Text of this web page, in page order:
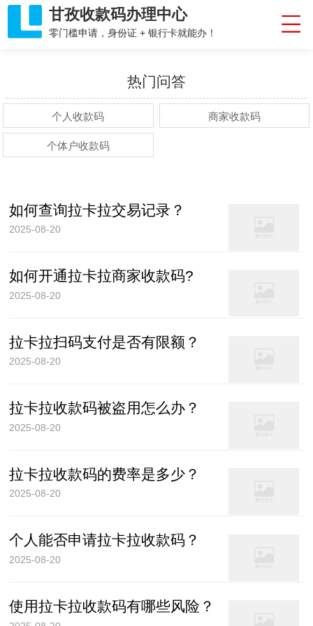
甘孜收款码办理中心
零门槛申请，身份证 + 银行卡就能办！
热门问答
个人收款码 商家收款码
个体户收款码
如何查询拉卡拉交易记录？
2025-08-20
如何开通拉卡拉商家收款码?
2025-08-20
拉卡拉扫码支付是否有限额？
2025-08-20
拉卡拉收款码被盗用怎么办？
2025-08-20
拉卡拉收款码的费率是多少？
2025-08-20
个人能否申请拉卡拉收款码？
2025-08-20
使用拉卡拉收款码有哪些风险？